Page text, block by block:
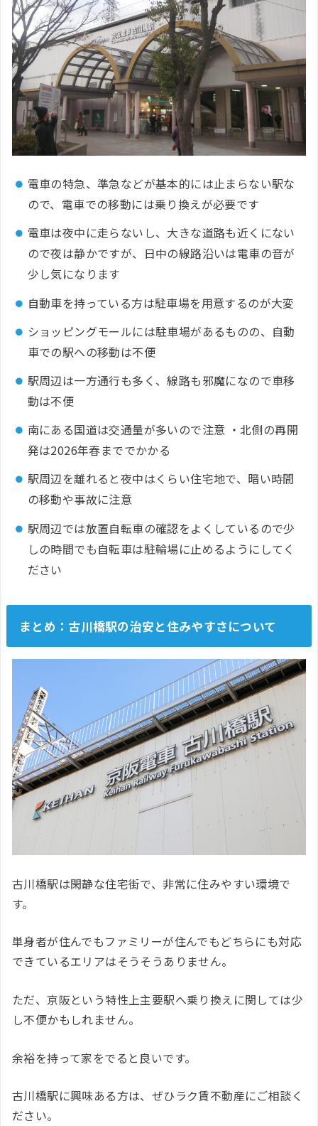
電車の特急、準急などが基本的には止まらない駅な
ので、電車での移動には乗り換えが必要です
電車は夜中に走らないし、大きな道路も近くにない
ので夜は静かですが、日中の線路沿いは電車の音が
少し気になります
自動車を持っている方は駐車場を用意するのが大変
ショッピングモールには駐車場があるものの、自動
車での駅への移動は不便
駅周辺は一方通行も多く、線路も邪魔になので車移
動は不便
南にある国道は交通量が多いので注意 ・北側の再開
発は2026年春まででかかる
駅周辺を離れると夜中はくらい住宅地で、暗い時間
の移動や事故に注意
駅周辺では放置自転車の確認をよくしているので少
しの時間でも自転車は駐輪場に止めるようにしてく
ださい
まとめ：古川橋駅の治安と住みやすさについて
古川橋駅は閑静な住宅街で、非常に住みやすい環境で
す。
単身者が住んでもファミリーが住んでもどちらにも対応
できているエリアはそうそうありません。
ただ、京阪という特性上主要駅へ乗り換えに関しては少
し不便かもしれません。
余裕を持って家をでると良いです。
古川橋駅に興味ある方は、ぜひラク賃不動産にご相談く
ださい。